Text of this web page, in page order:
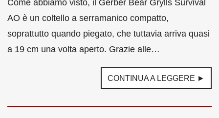
Come abbiamo visto, il Gerber Bear Grylls Survival
AO è un coltello a serramanico compatto,
soprattutto quando piegato, che tuttavia arriva quasi
a 19 cm una volta aperto. Grazie alle…
CONTINUA A LEGGERE ►